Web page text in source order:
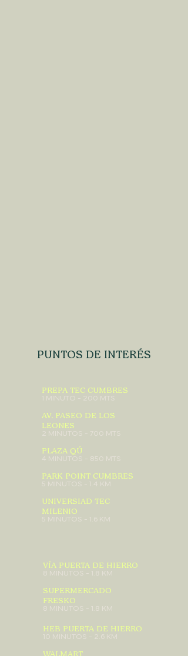
PUNTOS DE INTERÉS
PREPA TEC CUMBRES
1 MINUTO - 200 MTS
AV. PASEO DE LOS
LEONES
2 MINUTOS - 700 MTS
PLAZA QÚ
4 MINUTOS - 850 MTS
PARK POINT CUMBRES
5 MINUTOS - 1.4 KM
UNIVERSIAD TEC
MILENIO
5 MINUTOS - 1.6 KM
VÍA PUERTA DE HIERRO
8 MINUTOS - 1.8 KM
SUPERMERCADO
FRESKO
8 MINUTOS - 1.8 KM
HEB PUERTA DE HIERRO
10 MINUTOS - 2.6 KM
WALMART